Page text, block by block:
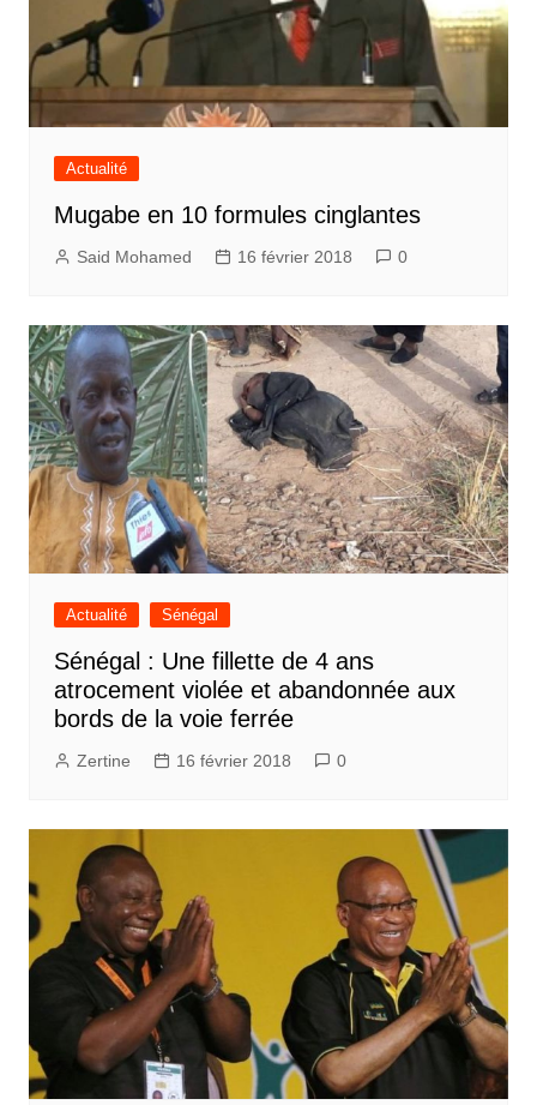
Actualité
Mugabe en 10 formules cinglantes
Said Mohamed 16 février 2018 0
Actualité Sénégal
Sénégal : Une fillette de 4 ans
atrocement violée et abandonnée aux
bords de la voie ferrée
Zertine 16 février 2018 0